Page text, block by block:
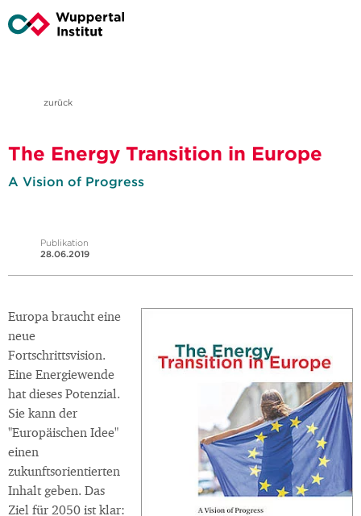
zurück
The Energy Transition in Europe
A Vision of Progress
Publikation
28.06.2019
Europa braucht eine
neue
Fortschrittsvision.
Eine Energiewende
hat dieses Potenzial.
Sie kann der
"Europäischen Idee"
einen
zukunftsorientierten
Inhalt geben. Das
Ziel für 2050 ist klar: